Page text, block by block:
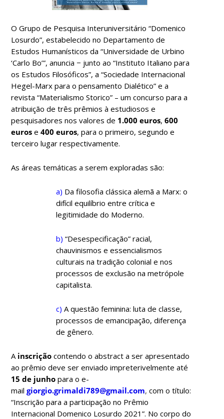
O Grupo de Pesquisa Interuniversitário “Domenico
Losurdo”, estabelecido no Departamento de
Estudos Humanísticos da “Universidade de Urbino
‘Carlo Bo’”, anuncia − junto ao “Instituto Italiano para
os Estudos Filosóficos”, a “Sociedade Internacional
Hegel-Marx para o pensamento Dialético” e a
revista “Materialismo Storico” – um concurso para a
atribuição de três prêmios à estudiosos e
pesquisadores nos valores de 1.000 euros,600
euros e400 euros, para o primeiro, segundo e
terceiro lugar respectivamente.
As áreas temáticas a serem exploradas são:
a) Da filosofia clássica alemã a Marx: o
difícil equilíbrio entre crítica e
legitimidade do Moderno.
b) “Desespecificação” racial,
chauvinismos e essencialismos
culturais na tradição colonial e nos
processos de exclusão na metrópole
capitalista.
c) A questão feminina: luta de classe,
processos de emancipação, diferença
de gênero.
A inscrição contendo o abstract a ser apresentado
ao prêmio deve ser enviado impreterivelmente até
15 de junho para o e-
mail giorgio.grimaldi789@gmail.com,com o título:
“Inscrição para a participação no Prêmio
Internacional Domenico Losurdo 2021”. No corpo do